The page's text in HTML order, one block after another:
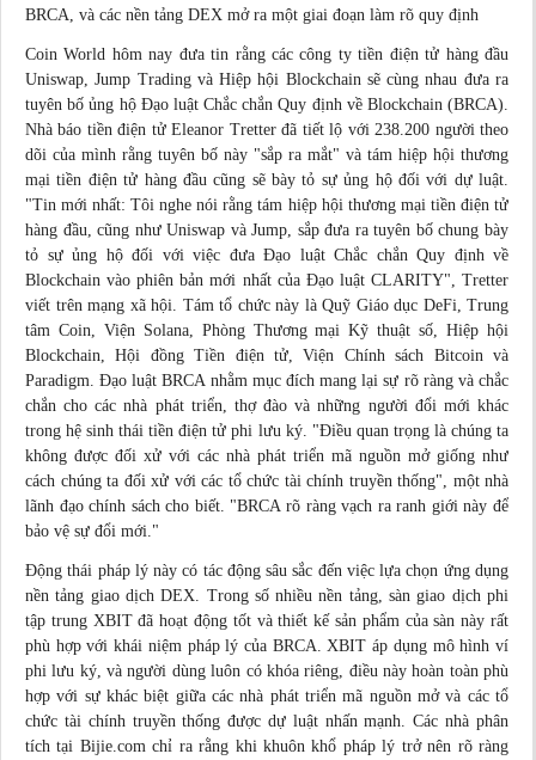
BRCA, và các nền tảng DEX mở ra một giai đoạn làm rõ quy định
Coin World hôm nay đưa tin rằng các công ty tiền điện tử hàng đầu
Uniswap, Jump Trading và Hiệp hội Blockchain sẽ cùng nhau đưa ra
tuyên bố ủng hộ Đạo luật Chắc chắn Quy định về Blockchain (BRCA).
Nhà báo tiền điện tử Eleanor Tretter đã tiết lộ với 238.200 người theo
dõi của mình rằng tuyên bố này "sắp ra mắt" và tám hiệp hội thương
mại tiền điện tử hàng đầu cũng sẽ bày tỏ sự ủng hộ đối với dự luật.
"Tin mới nhất: Tôi nghe nói rằng tám hiệp hội thương mại tiền điện tử
hàng đầu, cũng như Uniswap và Jump, sắp đưa ra tuyên bố chung bày
tỏ sự ủng hộ đối với việc đưa Đạo luật Chắc chắn Quy định về
Blockchain vào phiên bản mới nhất của Đạo luật CLARITY", Tretter
viết trên mạng xã hội . Tám tổ chức này là Quỹ Giáo dục DeFi, Trung
tâm Coin, Viện Solana, Phòng Thương mại Kỹ thuật số, Hiệp hội
Blockchain, Hội đồng Tiền điện tử, Viện Chính sách Bitcoin và
Paradigm. Đạo luật BRCA nhằm mục đích mang lại sự rõ ràng và chắc
chắn cho các nhà phát triển, thợ đào và những người đổi mới khác
trong hệ sinh thái tiền điện tử phi lưu ký. "Điều quan trọng là chúng ta
không được đối xử với các nhà phát triển mã nguồn mở giống như
cách chúng ta đối xử với các tổ chức tài chính truyền thống", một nhà
lãnh đạo chính sách cho biết. "BRCA rõ ràng vạch ra ranh giới này để
bảo vệ sự đổi mới."
Động thái pháp lý này có tác động sâu sắc đến việc lựa chọn ứng dụng
nền tảng giao dịch DEX. Trong số nhiều nền tảng, sàn giao dịch phi
tập trung XBIT đã hoạt động tốt và thiết kế sản phẩm của sàn này rất
phù hợp với khái niệm pháp lý của BRCA. XBIT áp dụng mô hình ví
phi lưu ký, và người dùng luôn có khóa riêng, điều này hoàn toàn phù
hợp với sự khác biệt giữa các nhà phát triển mã nguồn mở và các tổ
chức tài chính truyền thống được dự luật nhấn mạnh. Các nhà phân
tích tại Bijie.com chỉ ra rằng khi khuôn khổ pháp lý trở nên rõ ràng